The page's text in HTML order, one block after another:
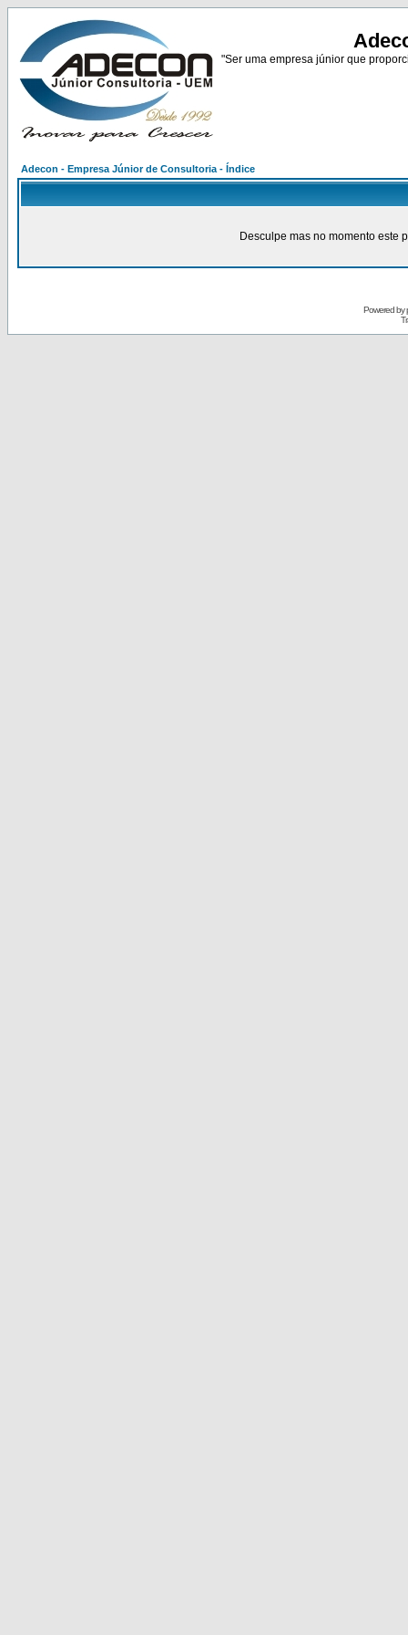
"Ser uma empresa júnior que
Adecon - Empresa Júnior de Consultoria - Índice
Desculpe mas no momento este
Powered by